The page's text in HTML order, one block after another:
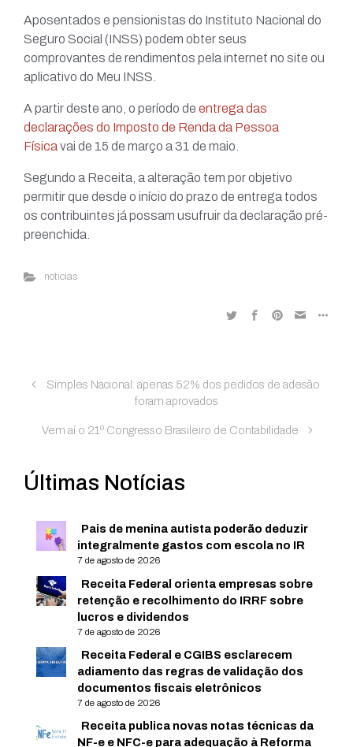
Aposentados e pensionistas do Instituto Nacional do
Seguro Social (INSS) podem obter seus
comprovantes de rendimentos pela internet no site ou
aplicativo do Meu INSS.
A partir deste ano, o período de entrega das
declarações do Imposto de Renda da Pessoa
Física vai de 15 de março a 31 de maio.
Segundo a Receita, a alteração tem por objetivo
permitir que desde o início do prazo de entrega todos
os contribuintes já possam usufruir da declaração pré-
preenchida.
noticias
Simples Nacional: apenas 52% dos pedidos de adesão
foram aprovados
Vem aí o 21º Congresso Brasileiro de Contabilidade
Últimas Notícias
Pais de menina autista poderão deduzir
integralmente gastos com escola no IR
7 de agosto de 2026
Receita Federal orienta empresas sobre
retenção e recolhimento do IRRF sobre
lucros e dividendos
7 de agosto de 2026
Receita Federal e CGIBS esclarecem
adiamento das regras de validação dos
documentos fiscais eletrônicos
7 de agosto de 2026
Receita publica novas notas técnicas da
NF-e e NFC-e para adequação à Reforma